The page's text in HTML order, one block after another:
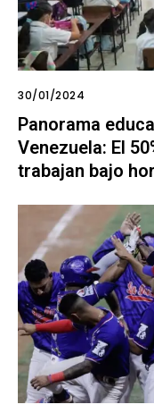
30/01/2024
Panorama
Venezuela: El
trabajan bajo